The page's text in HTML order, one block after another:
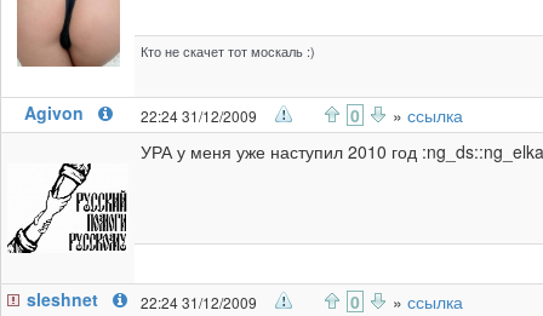
Кто не скачет тот москаль :)
Agivon 22:24 31/12/2009 0 » ссылка
УРА у меня уже наступил 2010 год
sleshnet 22:24 31/12/2009 0 » ссылка